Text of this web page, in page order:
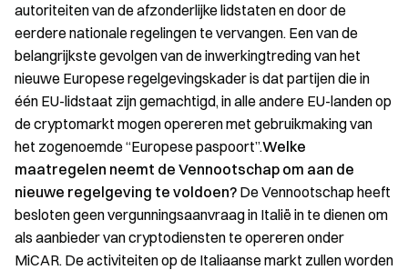
autoriteiten van de afzonderlijke lidstaten en door de
eerdere nationale regelingen te vervangen. Een van de
belangrijkste gevolgen van de inwerkingtreding van het
nieuwe Europese regelgevingskader is dat partijen die in
één EU-lidstaat zijn gemachtigd, in alle andere EU-landen op
de cryptomarkt mogen opereren met gebruikmaking van
het zogenoemde “Europese paspoort”.Welke
maatregelen neemt de Vennootschap om aan de
nieuwe regelgeving te voldoen? De Vennootschap heeft
besloten geen vergunningsaanvraag in Italië in te dienen om
als aanbieder van cryptodiensten te opereren onder
MiCAR. De activiteiten op de Italiaanse markt zullen worden